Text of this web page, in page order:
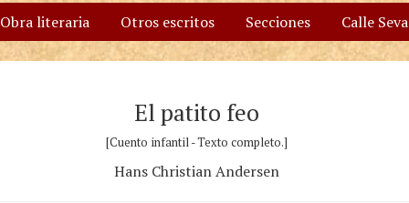
Obra literaria Otros escritos Secciones Calle Seva
El patito feo
[Cuento infantil - Texto completo.]
Hans Christian Andersen